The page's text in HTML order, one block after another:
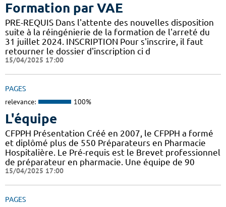
Formation par VAE
PRE-REQUIS Dans l'attente des nouvelles disposition
suite à la réingénierie de la formation de l'arreté du
31 juillet 2024. INSCRIPTION Pour s'inscrire, il faut
retourner le dossier d'inscription ci d
15/04/2025 17:00
PAGES
relevance: 100%
L'équipe
CFPPH Présentation Créé en 2007, le CFPPH a formé
et diplômé plus de 550 Préparateurs en Pharmacie
Hospitalière. Le Pré-requis est le Brevet professionnel
de préparateur en pharmacie. Une équipe de 90
15/04/2025 17:00
PAGES